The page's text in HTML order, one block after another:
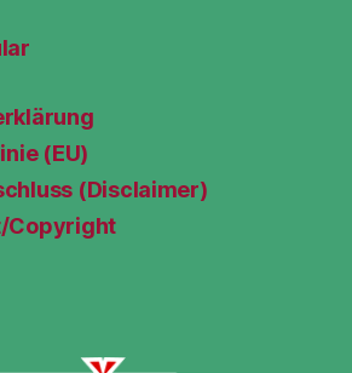
(EU)
(Disclaimer)
Copyright